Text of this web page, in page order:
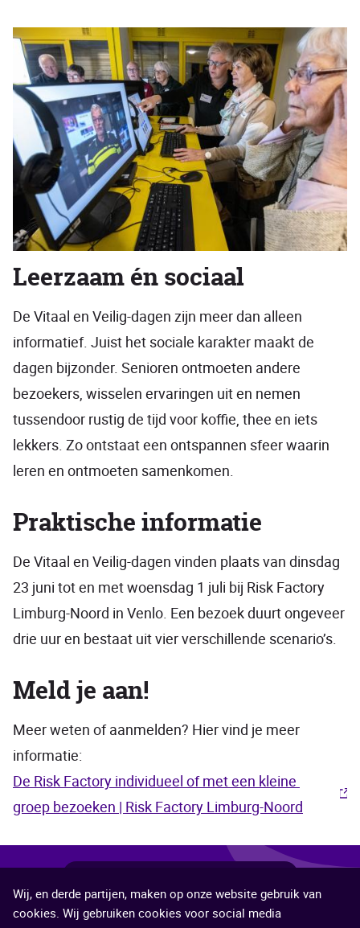
Wij, en derde partijen, maken op onze website gebruik van
cookies. Wij gebruiken cookies voor social media
Leerzaam én sociaal
De Vitaal en Veilig-dagen zijn meer dan alleen
informatief. Juist het sociale karakter maakt de
dagen bijzonder. Senioren ontmoeten andere
bezoekers, wisselen ervaringen uit en nemen
tussendoor rustig de tijd voor koffie, thee en iets
lekkers. Zo ontstaat een ontspannen sfeer waarin
leren en ontmoeten samenkomen.
Praktische informatie
De Vitaal en Veilig-dagen vinden plaats van dinsdag
23 juni tot en met woensdag 1 juli bij Risk Factory
Limburg-Noord in Venlo. Een bezoek duurt ongeveer
drie uur en bestaat uit vier verschillende scenario’s.
Meld je aan!
Meer weten of aanmelden? Hier vind je meer
informatie:
De Risk Factory individueel of met een kleine
groep bezoeken | Risk Factory Limburg-Noord
dezedezedezedezedeze
©2026 Veiligheidsregio Limburg-Noord